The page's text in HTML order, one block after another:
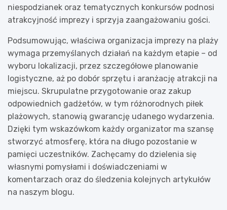
niespodzianek oraz tematycznych konkursów podnosi
atrakcyjność imprezy i sprzyja zaangażowaniu gości.
Podsumowując, właściwa organizacja imprezy na plaży
wymaga przemyślanych działań na każdym etapie – od
wyboru lokalizacji, przez szczegółowe planowanie
logistyczne, aż po dobór sprzętu i aranżację atrakcji na
miejscu. Skrupulatne przygotowanie oraz zakup
odpowiednich gadżetów, w tym różnorodnych piłek
plażowych, stanowią gwarancję udanego wydarzenia.
Dzięki tym wskazówkom każdy organizator ma szansę
stworzyć atmosferę, która na długo pozostanie w
pamięci uczestników. Zachęcamy do dzielenia się
własnymi pomysłami i doświadczeniami w
komentarzach oraz do śledzenia kolejnych artykułów
na naszym blogu.